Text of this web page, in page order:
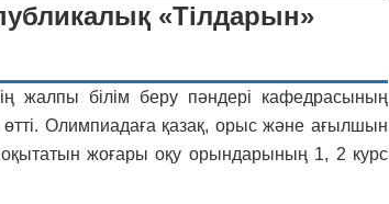
«Тілдарын»
жалпы білім беру пәндері кафедрасының
Олимпиадаға қазақ, орыс және ағылшын
оқытатын жоғары оқу орындарының 1, 2 курс